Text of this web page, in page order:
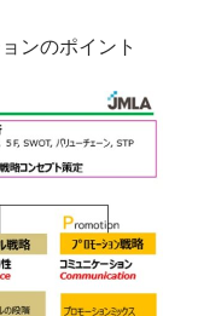
ンのポイント